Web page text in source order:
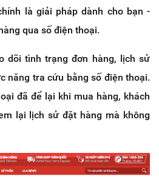
là giải pháp dành cho bạn -
qua số điện thoại.
dõi tình trạng đơn hàng, lịch sử
năng tra cứu bằng số điện thoại.
đã để lại khi mua hàng, khách
lại lịch sử đặt hàng mà không